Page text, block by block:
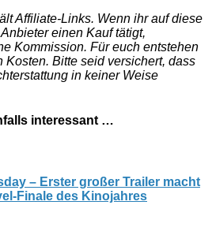
Affiliate-Links. Wenn ihr auf diese
einen Kauf tätigt,
Kommission. Für euch entstehen
Bitte seid versichert, dass
in keiner Weise
interessant …
– Erster großer Trailer macht
Finale des Kinojahres